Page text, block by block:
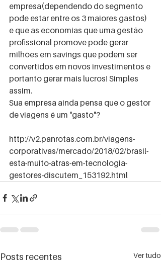
empresa(dependendo do segmento
pode estar entre os 3 maiores gastos)
e que as economias que uma gestão
profissional promove pode gerar
milhões em savings que podem ser
convertidos em novos investimentos e
portanto gerar mais lucros! Simples
assim.
Sua empresa ainda pensa que o gestor
de viagens é um "gasto"?
http://v2.panrotas.com.br/viagens-
corporativas/mercado/2018/02/brasil-
esta-muito-atras-em-tecnologia-
gestores-discutem_153192.html
Posts recentes Ver tudo